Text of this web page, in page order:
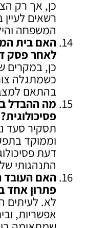
כן, אך רק
רשאים
המשפחה
האם בית
לאחר פסק
כן, במקרים
כשמתגלה
בהתאם
מה ההבדל
פסיכולוגית?
תסקיר סעד
וממוקד
דעת
התנהגותי
האם העובד
פתרון אחד
לא. לעיתים
אפשריות,